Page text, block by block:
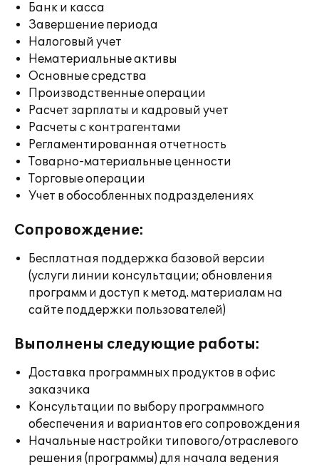
Банк и касса
Завершение периода
Налоговый учет
Нематериальные активы
Основные средства
Производственные операции
Расчет зарплаты и кадровый учет
Расчеты с контрагентами
Регламентированная отчетность
Товарно-материальные ценности
Торговые операции
Учет в обособленных подразделениях
Сопровождение:
Бесплатная поддержка базовой версии
(услуги линии консультации; обновления
программ и доступ к метод. материалам на
сайте поддержки пользователей)
Выполнены следующие работы:
Доставка программных продуктов в офис
заказчика
Консультации по выбору программного
обеспечения и вариантов его сопровождения
Начальные настройки типового/отраслевого
решения (программы) для начала ведения